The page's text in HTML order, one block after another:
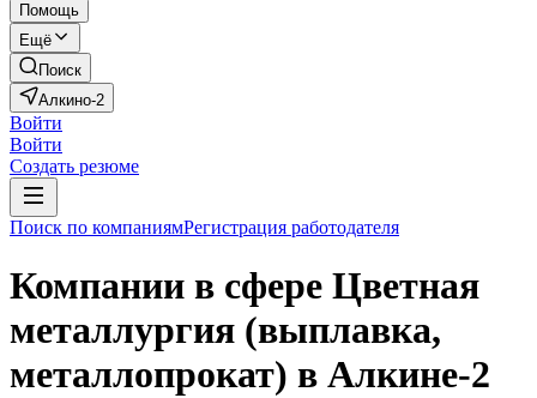
Помощь
Ещё
Поиск
Алкино-2
Войти
Войти
Создать резюме
Поиск по компаниямРегистрация работодателя
Компании в сфере Цветная
металлургия (выплавка,
металлопрокат) в Алкине-2